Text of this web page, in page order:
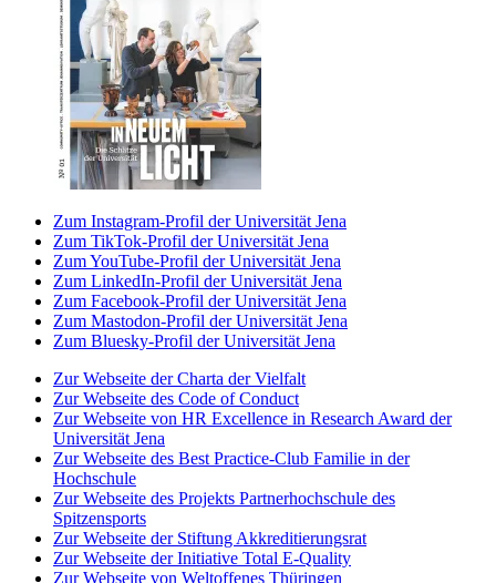
Zum Instagram-Profil der Universität Jena
Zum TikTok-Profil der Universität Jena
Zum YouTube-Profil der Universität Jena
Zum LinkedIn-Profil der Universität Jena
Zum Facebook-Profil der Universität Jena
Zum Mastodon-Profil der Universität Jena
Zum Bluesky-Profil der Universität Jena
Zur Webseite der Charta der Vielfalt
Zur Webseite des Code of Conduct
Zur Webseite von HR Excellence in Research Award der
Universität Jena
Zur Webseite des Best Practice-Club Familie in der
Hochschule
Zur Webseite des Projekts Partnerhochschule des
Spitzensports
Zur Webseite der Stiftung Akkreditierungsrat
Zur Webseite der Initiative Total E-Quality
Zur Webseite von Weltoffenes Thüringen